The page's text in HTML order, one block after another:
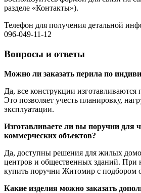
разделе «Контакты»).
Телефон для получения детальной
096-049-11-12
Вопросы и ответы
Можно ли заказать перила по
Да, все конструкции изготавливаются
Это позволяет учесть планировку,
эксплуатации.
Изготавливаете ли вы поручни для
коммерческих объектов?
Да, доступны решения для жилых
центров и общественных зданий. При
купить поручни Житомир с подбором
Какие изделия можно заказать